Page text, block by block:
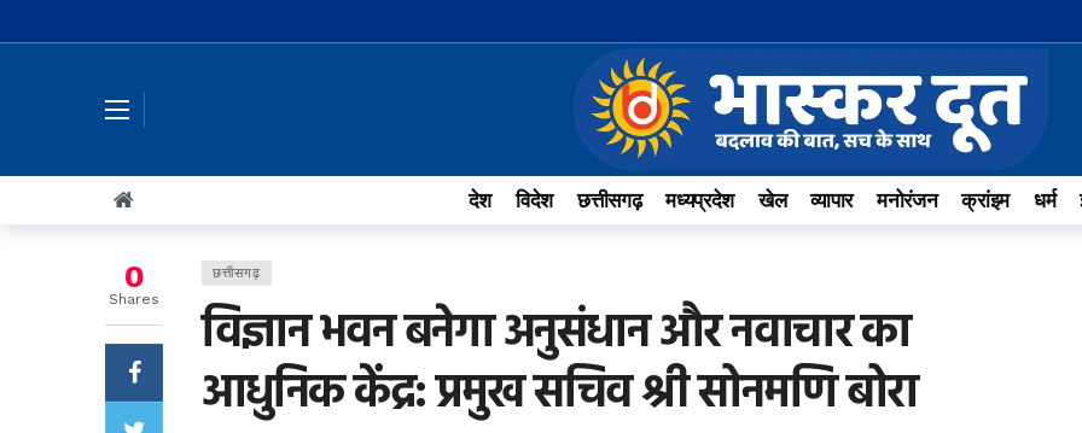
देश विदेश छत्तीसगढ़ मध्यप्रदेश खेल व्यापार मनोरंजन क्रांइम धर्म
छत्तीसगढ़
विज्ञान भवन बनेगा अनुसंधान और नवाचार का
आधुनिक केंद्र: प्रमुख सचिव श्री सोनमणि बोरा
0
Shares